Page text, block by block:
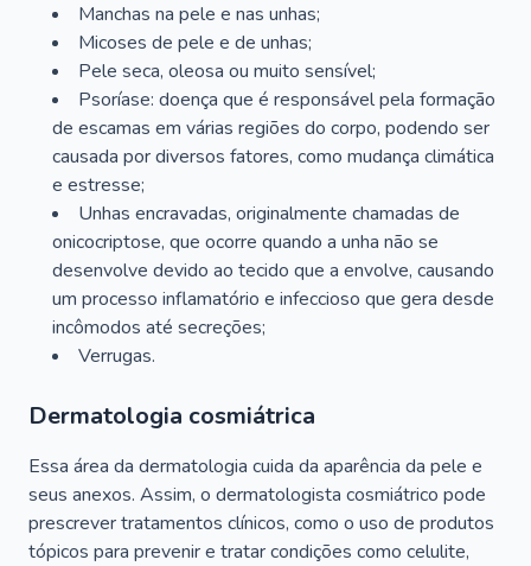
Manchas na pele e nas unhas;
Micoses de pele e de unhas;
Pele seca, oleosa ou muito sensível;
Psoríase: doença que é responsável pela formação
de escamas em várias regiões do corpo, podendo ser
causada por diversos fatores, como mudança climática
e estresse;
Unhas encravadas, originalmente chamadas de
onicocriptose, que ocorre quando a unha não se
desenvolve devido ao tecido que a envolve, causando
um processo inflamatório e infeccioso que gera desde
incômodos até secreções;
Verrugas.
Dermatologia cosmiátrica
Essa área da dermatologia cuida da aparência da pele e
seus anexos. Assim, o dermatologista cosmiátrico pode
prescrever tratamentos clínicos, como o uso de produtos
tópicos para prevenir e tratar condições como celulite,